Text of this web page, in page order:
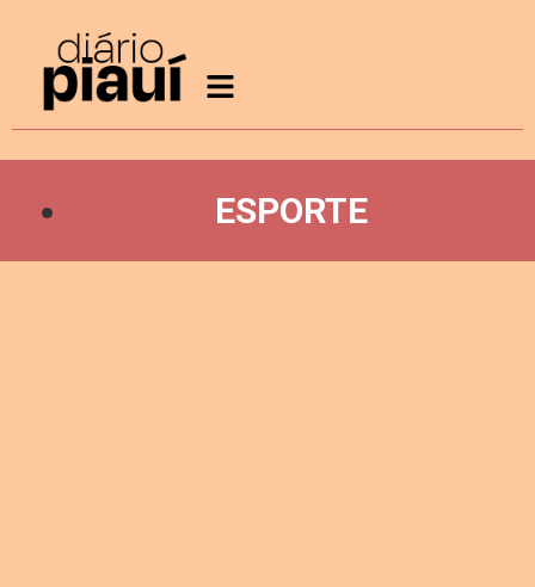
ESPORTE